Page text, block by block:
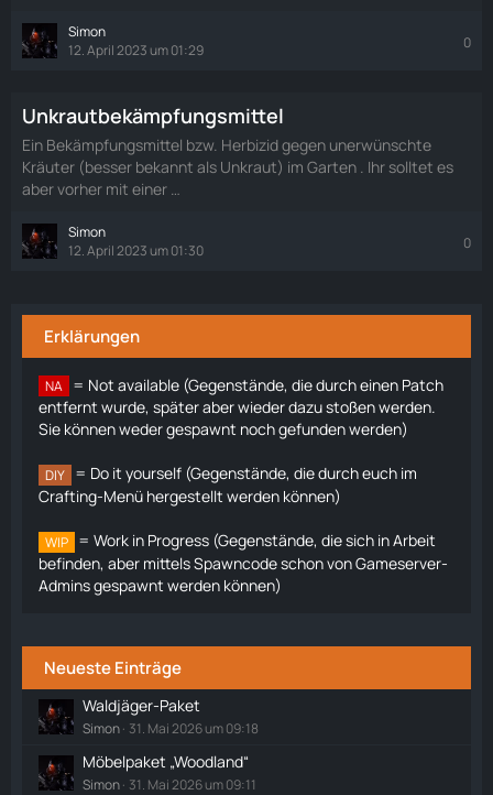
Simon
12. April 2023 um 01:29
0
Unkrautbekämpfungsmittel
Ein Bekämpfungsmittel bzw. Herbizid gegen unerwünschte
Kräuter (besser bekannt als Unkraut) im Garten . Ihr solltet es
aber vorher mit einer …
Simon
12. April 2023 um 01:30
0
Erklärungen
NA = Not available (Gegenstände, die durch einen Patch
entfernt wurde, später aber wieder dazu stoßen werden.
Sie können weder gespawnt noch gefunden werden)
DIY = Do it yourself (Gegenstände, die durch euch im
Crafting-Menü hergestellt werden können)
WIP = Work in Progress (Gegenstände, die sich in Arbeit
befinden, aber mittels Spawncode schon von Gameserver-
Admins gespawnt werden können)
Neueste Einträge
Waldjäger-Paket
Simon 31. Mai 2026 um 09:18
Möbelpaket „Woodland“
Simon 31. Mai 2026 um 09:11